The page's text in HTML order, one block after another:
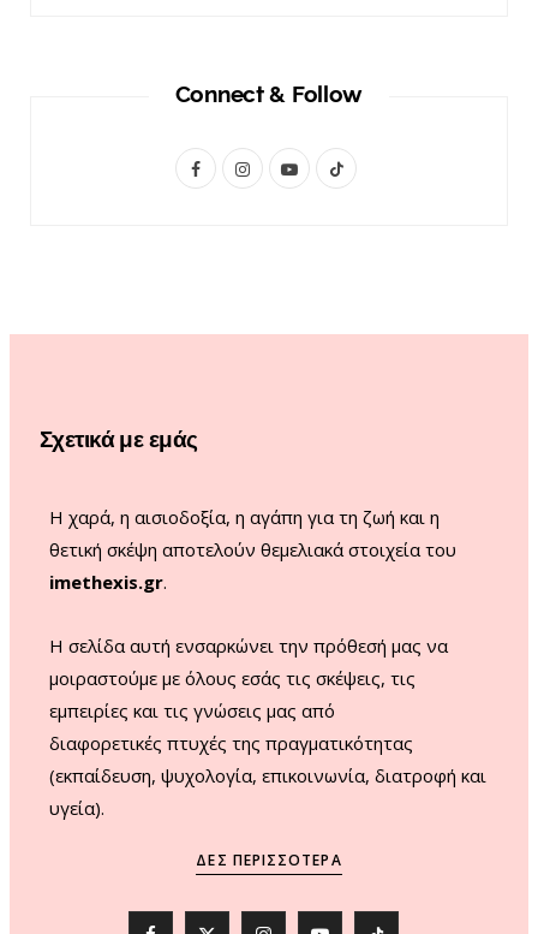
Connect & Follow
F
b
I
a
Y
u
T
o
Σχετικά με εμάς
Η χαρά, η αισιοδοξία, η αγάπη για τη ζωή και η
θετική σκέψη αποτελούν θεμελιακά στοιχεία του
imethexis.gr.
H σελίδα αυτή ενσαρκώνει την πρόθεσή μας να
μοιραστούμε με όλους εσάς τις σκέψεις, τις
εμπειρίες και τις γνώσεις μας από
διαφορετικές πτυχές της πραγματικότητας
(εκπαίδευση, ψυχολογία, επικοινωνία, διατροφή και
υγεία).
ΔΕΣ ΠΕΡΙΣΣΌΤΕΡΑ